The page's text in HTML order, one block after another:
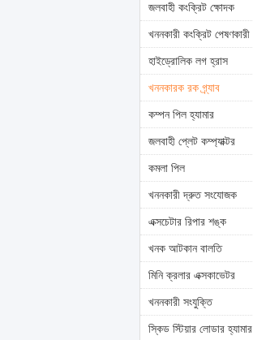
জলবাহী কংক্রিট ক্ষোদক
খননকারী কংক্রিট পেষণকারী
হাইড্রোলিক লগ হ্রাস
খননকারক রক গ্র্যাব
কম্পন পিল হ্যামার
জলবাহী প্লেট কম্প্যাক্টর
কমলা পিল
খননকারী দ্রুত সংযোজক
এক্সচেটার রিপার শঙ্ক
খনক আটকান বালতি
মিনি ক্রলার এক্সকাভেটর
খননকারী সংযুক্তি
স্কিড স্টিয়ার লোডার হ্যামার